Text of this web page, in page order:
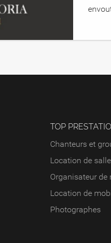
TOP
Chanteurs et
Location de salle
Organisateur de
Location de
Photographes